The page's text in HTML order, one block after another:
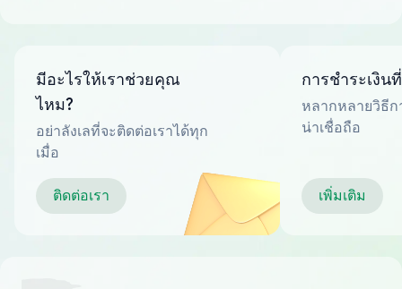
มีอะไรให้เราช่วยคุณ
ไหม?
อย่าลังเลที่จะติดต่อเราได้ทุก
เมื่อ
ติดต่อเรา
การชำระเงิน
หลากหลายวิธีก
น่าเชื่อถือ
เพิ่มเติม